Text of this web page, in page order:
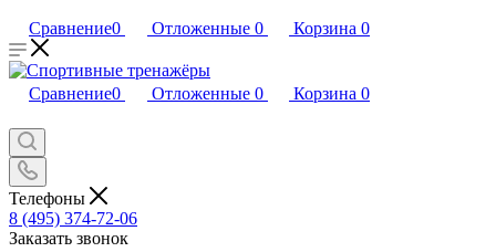
Сравнение0 Отложенные 0 Корзина 0
Сравнение0 Отложенные 0 Корзина 0
Телефоны
8 (495) 374-72-06
Заказать звонок